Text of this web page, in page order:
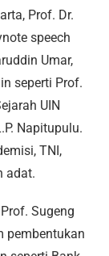
Prof. Dr.
speech
Umar,
seperti Prof.
UIN
Napitupulu.
TNI,
adat.
Sugeng
pembentukan